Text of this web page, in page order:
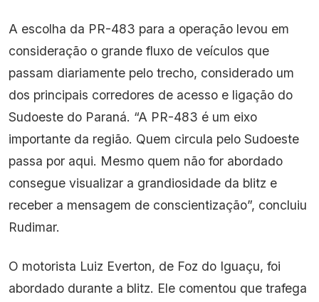
A escolha da PR-483 para a operação levou em
consideração o grande fluxo de veículos que
passam diariamente pelo trecho, considerado um
dos principais corredores de acesso e ligação do
Sudoeste do Paraná. “A PR-483 é um eixo
importante da região. Quem circula pelo Sudoeste
passa por aqui. Mesmo quem não for abordado
consegue visualizar a grandiosidade da blitz e
receber a mensagem de conscientização”, concluiu
Rudimar.
O motorista Luiz Everton, de Foz do Iguaçu, foi
abordado durante a blitz. Ele comentou que trafega